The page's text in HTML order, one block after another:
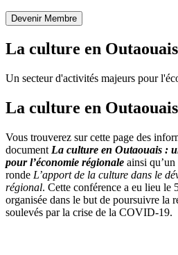
Devenir Membre
La culture en Outaouais
Un secteur d'activités majeurs pour
La culture en Outaouais
Vous trouverez sur cette page des
document La culture en Outaouais :
pour l’économie régionale ainsi
ronde L’apport de la culture dans le
régional. Cette conférence a eu lieu le
organisée dans le but de poursuivre la
soulevés par la crise de la COVID-19.